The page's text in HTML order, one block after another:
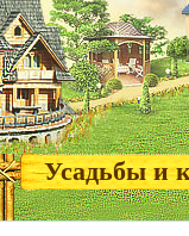
Усадьбы и